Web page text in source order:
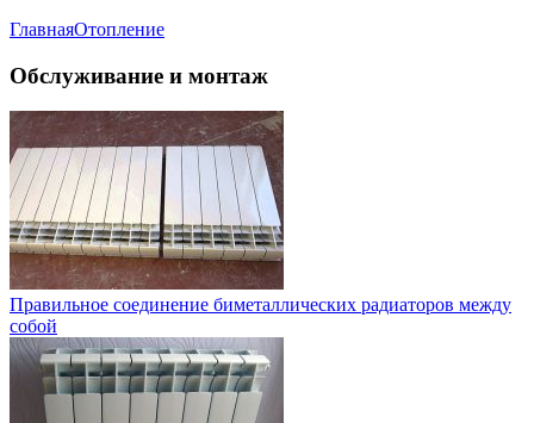
ГлавнаяОтопление
Обслуживание и монтаж
Правильное соединение биметаллических радиаторов между
собой